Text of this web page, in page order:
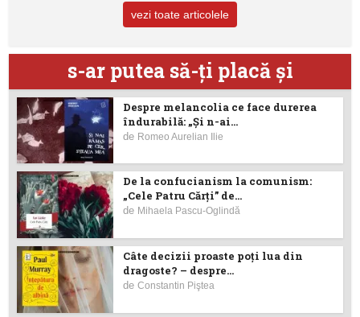
vezi toate articolele
s-ar putea să-ţi placă şi
Despre melancolia ce face durerea
îndurabilă: „Și n-ai...
de Romeo Aurelian Ilie
De la confucianism la comunism:
„Cele Patru Cărți” de...
de Mihaela Pascu-Oglindă
Câte decizii proaste poţi lua din
dragoste? – despre...
deConstantin Piştea